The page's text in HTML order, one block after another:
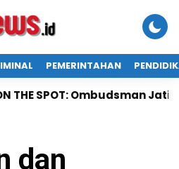
PEMERINTAHAN
THE SPOT: Ombudsman
dan